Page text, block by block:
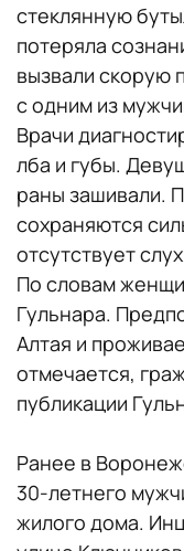
стеклянную
потеряла
вызвали скорую
с одним из
Врачи
лба и губы.
раны зашивали.
сохраняются
отсутствует
По словам
Гульнара.
Алтая и
отмечается,
публикации
Ранее в
30-летнего
жилого дома.